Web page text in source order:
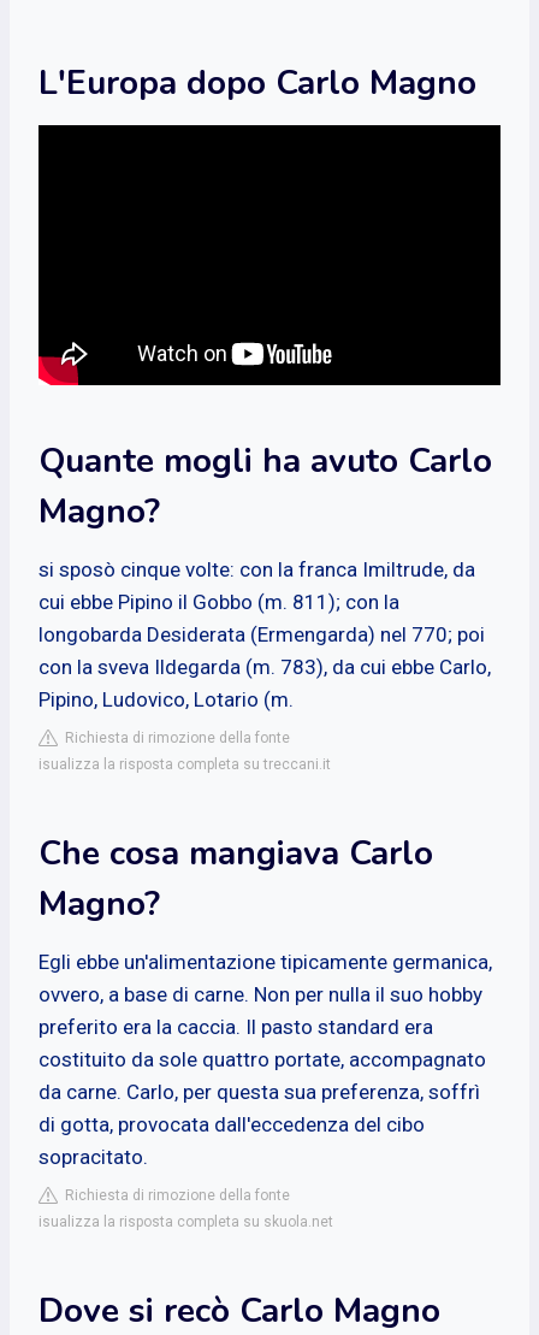
L'Europa dopo Carlo Magno
Quante mogli ha avuto Carlo
Magno?
si sposò cinque volte: con la franca Imiltrude, da
cui ebbe Pipino il Gobbo (m. 811); con la
longobarda Desiderata (Ermengarda) nel 770; poi
con la sveva Ildegarda (m. 783), da cui ebbe Carlo,
Pipino, Ludovico, Lotario (m.
Richiesta di rimozione della fonte
isualizza la risposta completa su treccani.it
Che cosa mangiava Carlo
Magno?
Egli ebbe un'alimentazione tipicamente germanica,
ovvero, a base di carne. Non per nulla il suo hobby
preferito era la caccia. Il pasto standard era
costituito da sole quattro portate, accompagnato
da carne. Carlo, per questa sua preferenza, soffrì
di gotta, provocata dall'eccedenza del cibo
sopracitato.
Richiesta di rimozione della fonte
isualizza la risposta completa su skuola.net
Dove si recò Carlo Magno